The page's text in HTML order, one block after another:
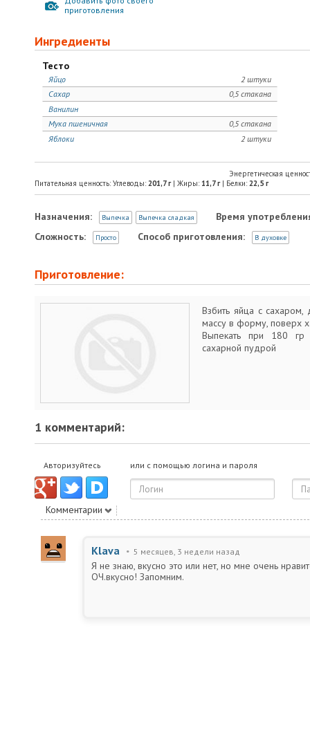
приготовления
Ингредиенты
Тесто
2 штуки
Яйцо
0,5 стакана
Сахар
Ванилин
0,5 стакана
Мука пшеничная
2 штуки
Яблоки
Энергетическая
Питательная ценность: Углеводы: 201,7г| Жиры: 11,7г| Белки: 22,5 г
Назначения: Выпечка Выпечка сладкая
Время
Сложность:
Просто Способ приготовления: В духовке
Приготовление:
Взбить яйца с сахаром,
массу в форму, поверх
Выпекать при 180 гр
сахарной пудрой
1 комментарий:
Авторизуйтесь или с помощью логина и пароля
Комментарии
Klava 5 месяцев, 3 недели назад
Я не знаю, вкусно это или нет, но мне очень
ОЧ.вкусно! Запомним.